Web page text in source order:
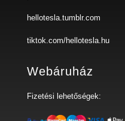
hellotesla.tumblr.com
tiktok.com/hellotesla.hu
Webáruház
Fizetési lehetőségek: